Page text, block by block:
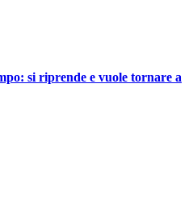
si riprende e vuole tornare a